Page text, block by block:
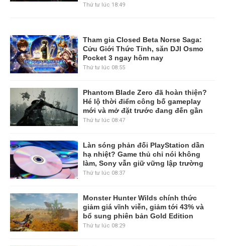
Thứ tư lúc 18:49
Tham gia Closed Beta Norse Saga:
Cửu Giới Thức Tỉnh, săn DJI Osmo
Pocket 3 ngay hôm nay
Thứ tư lúc 08:55
Phantom Blade Zero đã hoàn thiện?
Hé lộ thời điểm công bố gameplay
mới và mở đặt trước đang đến gần
Thứ tư lúc 08:47
Làn sóng phản đối PlayStation dần
hạ nhiệt? Game thủ chỉ nói không
làm, Sony vẫn giữ vững lập trường
Thứ tư lúc 08:37
Monster Hunter Wilds chính thức
giảm giá vĩnh viễn, giảm tới 43% và
bổ sung phiên bản Gold Edition
Thứ tư lúc 08:29